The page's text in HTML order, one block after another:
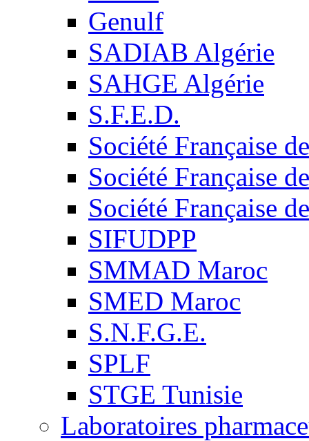
Genulf
SADIAB Algérie
SAHGE Algérie
S.F.E.D.
Société Française
Société Française
Société Française
SIFUDPP
SMMAD Maroc
SMED Maroc
S.N.F.G.E.
SPLF
STGE Tunisie
Laboratoires